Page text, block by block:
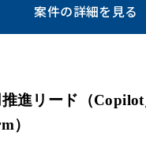
案件の詳細を見る
進リード（
）